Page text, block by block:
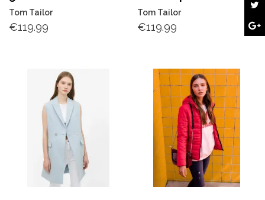
Tom Tailor
€119.99
Tom Tailor
€119.99